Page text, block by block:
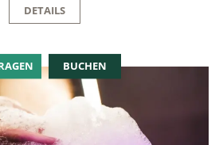
DETAILS
BUCHEN